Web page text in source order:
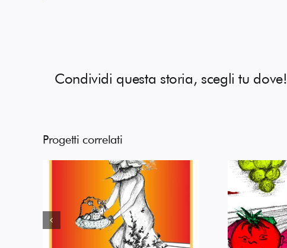
Condividi questa storia, scegli tu dove!
Progetti correlati
Mattonelle